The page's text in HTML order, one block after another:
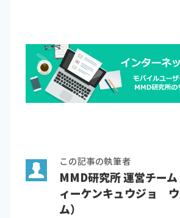
この記事の執筆者
MMD研究所 運営チー
ィーケンキュウジョ
ム）